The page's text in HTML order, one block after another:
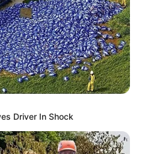
Driver In Shock